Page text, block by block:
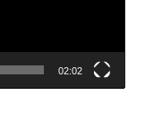
02:02